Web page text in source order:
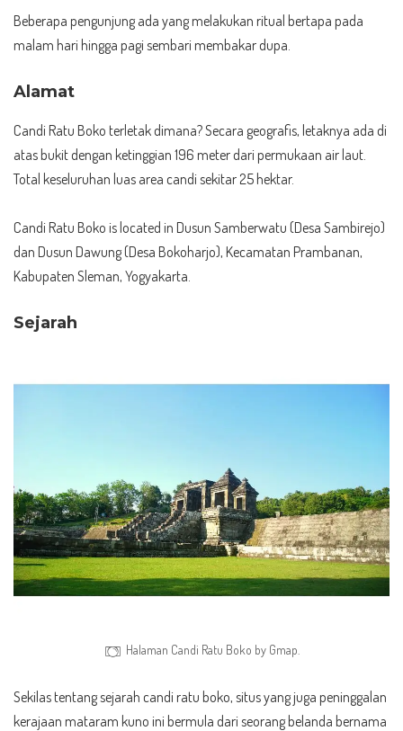
Beberapa pengunjung ada yang melakukan ritual bertapa pada
malam hari hingga pagi sembari membakar dupa.
Alamat
Candi Ratu Boko terletak dimana? Secara geografis, letaknya ada di
atas bukit dengan ketinggian 196 meter dari permukaan air laut.
Total keseluruhan luas area candi sekitar 25 hektar.
Candi Ratu Boko is located in Dusun Samberwatu (Desa Sambirejo)
dan Dusun Dawung (Desa Bokoharjo), Kecamatan Prambanan,
Kabupaten Sleman, Yogyakarta.
Sejarah
Halaman Candi Ratu Boko by Gmap.
Sekilas tentang sejarah candi ratu boko, situs yang juga peninggalan
kerajaan mataram kuno ini bermula dari seorang belanda bernama